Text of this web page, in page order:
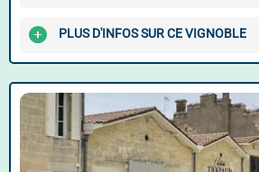
PLUS D'INFOS SUR CE VIGNOBLE